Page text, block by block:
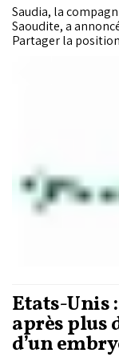
Saudia, la
Saoudite, a
Partager la
États-Unis
après plus
d’un